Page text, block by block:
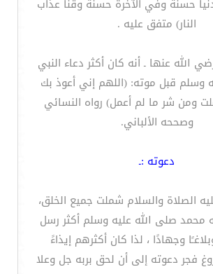
حسنة وفي الآخرة حسنة وقنا عذاب
النار) متفق عليه .
الله عنها ـ أنه كان أكثر دعاء النبي
وسلم قبل موته: (اللهم إني أعوذ بك
ومن شر ما لم أعمل) رواه النسائي
وصححه الألباني.
دعوته :ـ
الصلاة والسلام شملت جميع الخلق،
محمد صلى الله عليه وسلم أكثر رسل
وجهادًا ، لذا كان أكثرهم إيذاءً
فجر دعوته إلى أن لحق بربه جل وعلا